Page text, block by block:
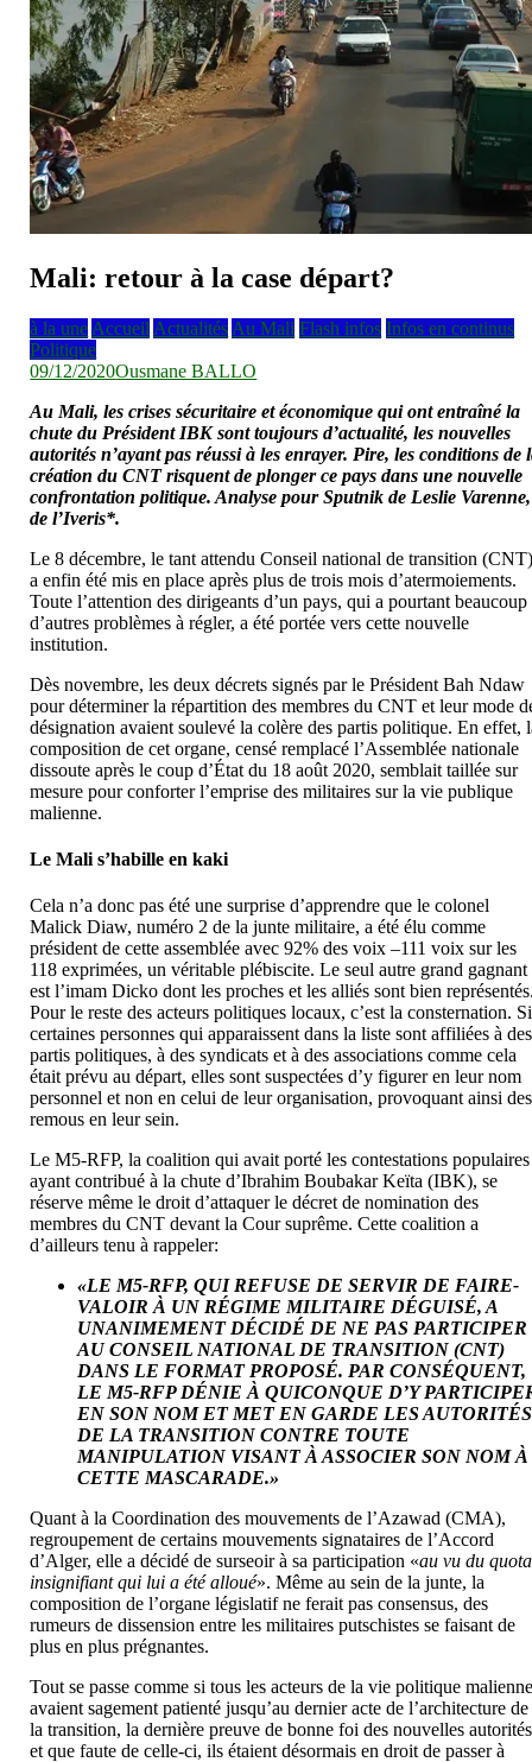
Mali: retour à la case départ?
à la une Accueil Actualités Au Mali Flash infos Infos en continus
Politique
09/12/2020Ousmane BALLO
Au Mali, les crises sécuritaire et économique qui ont entraîné la
chute du Président IBK sont toujours d’actualité, les nouvelles
autorités n’ayant pas réussi à les enrayer. Pire, les conditions de
création du CNT risquent de plonger ce pays dans une nouvelle
confrontation politique. Analyse pour Sputnik de Leslie Varenne,
de l’Iveris*.
Le 8 décembre, le tant attendu Conseil national de transition
a enfin été mis en place après plus de trois mois d’atermoiements.
Toute l’attention des dirigeants d’un pays, qui a pourtant beaucoup
d’autres problèmes à régler, a été portée vers cette nouvelle
institution.
Dès novembre, les deux décrets signés par le Président Bah Ndaw
pour déterminer la répartition des membres du CNT et leur mode
désignation avaient soulevé la colère des partis politique. En effet,
composition de cet organe, censé remplacé l’Assemblée nationale
dissoute après le coup d’État du 18 août 2020, semblait taillée sur
mesure pour conforter l’emprise des militaires sur la vie publique
malienne.
Le Mali s’habille en kaki
Cela n’a donc pas été une surprise d’apprendre que le colonel
Malick Diaw, numéro 2 de la junte militaire, a été élu comme
président de cette assemblée avec 92% des voix –111 voix sur les
118 exprimées, un véritable plébiscite. Le seul autre grand gagnant
est l’imam Dicko dont les proches et les alliés sont bien
Pour le reste des acteurs politiques locaux, c’est la consternation. Si
certaines personnes qui apparaissent dans la liste sont affiliées à des
partis politiques, à des syndicats et à des associations comme cela
était prévu au départ, elles sont suspectées d’y figurer en leur nom
personnel et non en celui de leur organisation, provoquant ainsi des
remous en leur sein.
Le M5-RFP, la coalition qui avait porté les contestations populaires
ayant contribué à la chute d’Ibrahim Boubakar Keïta (IBK), se
réserve même le droit d’attaquer le décret de nomination des
membres du CNT devant la Cour suprême. Cette coalition a
d’ailleurs tenu à rappeler:
«LE M5-RFP, QUI REFUSE DE SERVIR DE FAIRE-
VALOIR À UN RÉGIME MILITAIRE DÉGUISÉ, A
UNANIMEMENT DÉCIDÉ DE NE PAS PARTICIPER
AU CONSEIL NATIONAL DE TRANSITION (CNT)
DANS LE FORMAT PROPOSÉ. PAR CONSÉQUENT,
LE M5-RFP DÉNIE À QUICONQUE D’Y
EN SON NOM ET MET EN GARDE LES AUTORITÉS
DE LA TRANSITION CONTRE TOUTE
MANIPULATION VISANT À ASSOCIER SON NOM À
CETTE MASCARADE.»
Quant à la Coordination des mouvements de l’Azawad (CMA),
regroupement de certains mouvements signataires de l’Accord
d’Alger, elle a décidé de surseoir à sa participation «au vu du quota
insignifiant qui lui a été alloué». Même au sein de la junte, la
composition de l’organe législatif ne ferait pas consensus, des
rumeurs de dissension entre les militaires putschistes se faisant de
plus en plus prégnantes.
Tout se passe comme si tous les acteurs de la vie politique
avaient sagement patienté jusqu’au dernier acte de l’architecture de
la transition, la dernière preuve de bonne foi des nouvelles
et que faute de celle-ci, ils étaient désormais en droit de passer à